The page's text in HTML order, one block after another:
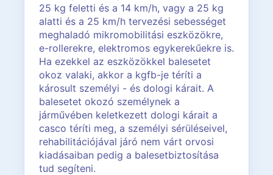
25 kg feletti és a 14 km/h, vagy a 25 kg
alatti és a 25 km/h tervezési sebességet
meghaladó mikromobilitási eszközökre,
e-rollerekre, elektromos egykerekűekre is.
Ha ezekkel az eszközökkel balesetet
okoz valaki, akkor a kgfb-je téríti a
károsult személyi - és dologi kárait. A
balesetet okozó személynek a
járművében keletkezett dologi kárait a
casco téríti meg, a személyi sérüléseivel,
rehabilitációjával járó nem várt orvosi
kiadásaiban pedig a balesetbiztosítása
tud segíteni.